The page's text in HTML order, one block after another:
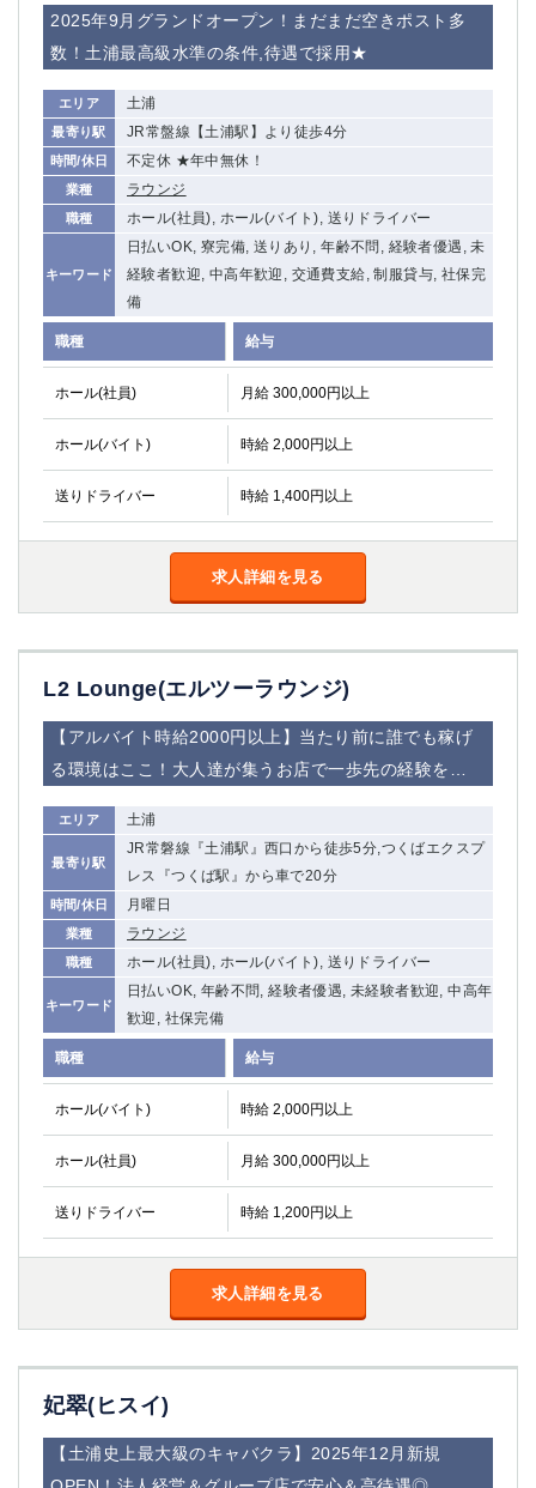
2025年9月グランドオープン！まだまだ空きポスト多
数！土浦最高級水準の条件,待遇で採用★
エリア 土浦
最寄り駅 JR常盤線【土浦駅】より徒歩4分
時間/休日 不定休 ★年中無休！
業種 ラウンジ
職種 ホール(社員), ホール(バイト), 送りドライバー
キーワード
日払いOK, 寮完備, 送りあり, 年齢不問, 経験者優遇, 未
経験者歓迎, 中高年歓迎, 交通費支給, 制服貸与, 社保完
備
職種 給与
ホール(社員) 月給 300,000円以上
ホール(バイト) 時給 2,000円以上
送りドライバー 時給 1,400円以上
求人詳細を見る
L2 Lounge(エルツーラウンジ)
【アルバイト時給2000円以上】当たり前に誰でも稼げ
る環境はここ！大人達が集うお店で一歩先の経験を…
エリア 土浦
最寄り駅
JR常磐線『土浦駅』西口から徒歩5分,つくばエクスプ
レス『つくば駅』から車で20分
時間/休日 月曜日
業種 ラウンジ
職種 ホール(社員), ホール(バイト), 送りドライバー
キーワード
日払いOK, 年齢不問, 経験者優遇, 未経験者歓迎, 中高年
歓迎, 社保完備
職種 給与
ホール(バイト) 時給 2,000円以上
ホール(社員) 月給 300,000円以上
送りドライバー 時給 1,200円以上
求人詳細を見る
妃翠(ヒスイ)
【土浦史上最大級のキャバクラ】2025年12月新規
荻窪
浅草
祖師ヶ谷大蔵
小岩
湯島
市川
西麻布
五井
神奈川県
横浜
溝の口
本厚木
藤沢
平塚
関内・馬車道・日ノ出町
武蔵新城
元住吉
茅ヶ崎
戸塚
たまプラーザ
大船
相模原
横須賀
大宮
南越谷
志木
川越
草加
南浦和
所沢
熊谷
獨協大学前＜草加松原＞
春日部
川口
蕨
千葉県
船橋
津田沼
成田
千葉
柏（西口）
木更津
柏（東口）
下総中山
茂原
松戸
栃木県
茨城県
土浦
群馬県